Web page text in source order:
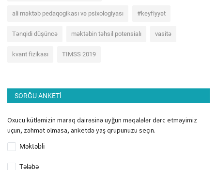
ali məktəb pedaqogikası və psixologiyası #keyfiyyət
Tənqidi düşüncə məktəbin təhsil potensialı vasitə
kvant fizikası TIMSS 2019
SORĞU ANKETI
Oxucu kütləmizin maraq dairəsinə uyğun məqalələr dərc etməyimiz
üçün, zəhmət olmasa, anketdə yaş qrupunuzu seçin.
Məktəbli
Tələbə